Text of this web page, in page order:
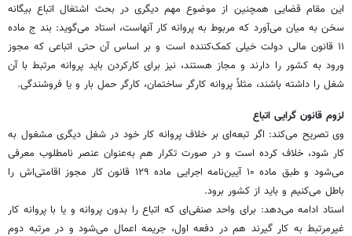
این مقام قضایی همچنین از موضوع مهم دیگری در بحث اشتغال اتباع بیگانه
سخن به میان می‌آورد که مربوط به پروانه کار آنهاست، استاد می‌گوید: بند ج ماده
۱۱ قانون مالی دولت خیلی کمک‌کننده است و بر اساس آن حتی اتباعی که مجوز
ورود به کشور را دارند و مجاز هستند، نیز برای کارکردن باید پروانه مرتبط با آن
شغل را داشته باشند، مثلاً پروانه کارگر ساختمان، کارگر حمل بار و یا فروشندگی.
لزوم قانون گرایی اتباع
وی تصریح می‌کند: اگر تبعه‌ای بر خلاف پروانه کار خود در شغل دیگری مشغول به
کار شود، خلاف کرده است و در صورت تکرار هم به‌عنوان عنصر نامطلوب معرفی
می‌شود و طبق ماده ۱۰ آیین‌نامه اجرایی ماده ۱۲۹ قانون کار مجوز اقامتی‌اش را
باطل می‌کنیم و باید از کشور برود.
استاد ادامه می‌دهد: برای واحد صنفی‌ای که اتباع را بدون پروانه و یا با پروانه کار
غیرمرتبط به کار گیرند هم در دفعه اول، جریمه اعمال می‌شود و در مرتبه دوم